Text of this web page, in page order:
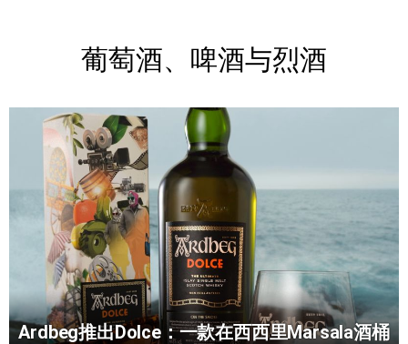
葡萄酒、啤酒与烈酒
Ardbeg推出Dolce：一款在西西里Marsala酒桶